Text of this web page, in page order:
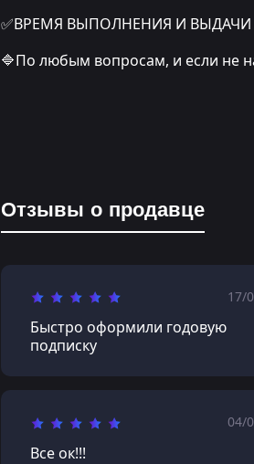
✅ВРЕМЯ ВЫПОЛНЕНИЯ И ВЫДАЧИ
🔷По любым вопросам, и если не
Отзывы о продавце
17/
Быстро оформили годовую
подписку
04/
Все ок!!!